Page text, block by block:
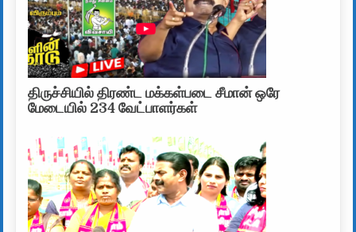
திருச்சியில் திரண்ட மக்கள்படை சீமான் ஒரே
மேடையில் 234 வேட்பாளர்கள்